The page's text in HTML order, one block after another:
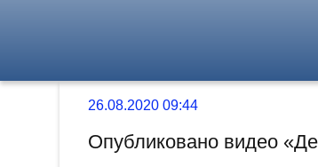
26.08.2020 09:44
Опубликовано видео